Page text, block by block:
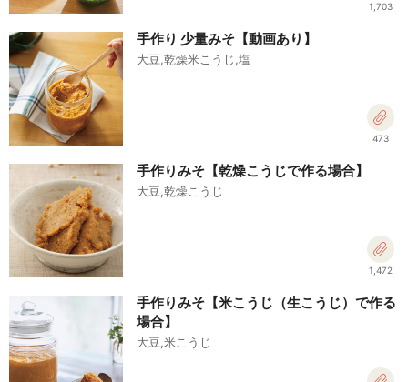
1,703
手作り 少量みそ【動画あり】
大豆,乾燥米こうじ,塩
473
手作りみそ【乾燥こうじで作る場合】
大豆,乾燥こうじ
1,472
手作りみそ【米こうじ（生こうじ）で作る
場合】
大豆,米こうじ